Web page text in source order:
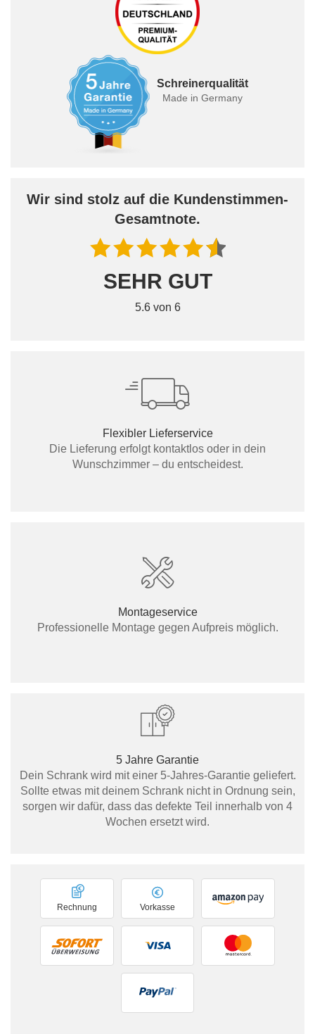
Schreinerqualität
Made in Germany
Wir sind stolz auf die Kundenstimmen-
Gesamtnote.
SEHR GUT
5.6 von 6
Flexibler Lieferservice
Die Lieferung erfolgt kontaktlos oder in dein
Wunschzimmer – du entscheidest.
Montageservice
Professionelle Montage gegen Aufpreis möglich.
5 Jahre Garantie
Dein Schrank wird mit einer 5-Jahres-Garantie geliefert.
Sollte etwas mit deinem Schrank nicht in Ordnung sein,
sorgen wir dafür, dass das defekte Teil innerhalb von 4
Wochen ersetzt wird.
Vorkasse
Rechnung